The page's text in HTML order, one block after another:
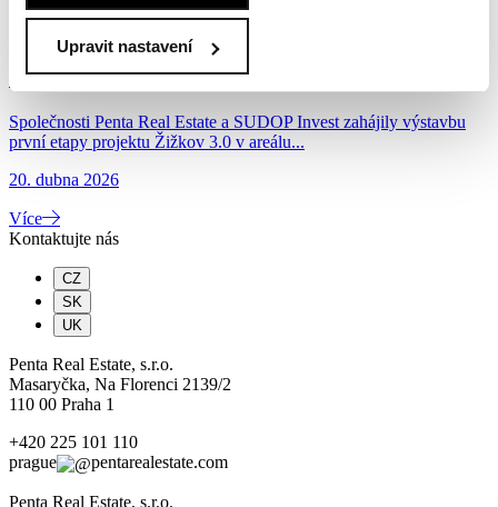
Upravit nastavení
Více
Penta a SUDOP zahájily výstavbu nové čtvrti
Žižkov 3.0
Společnosti Penta Real Estate a SUDOP Invest zahájily výstavbu
první etapy projektu Žižkov 3.0 v areálu...
20. dubna 2026
Více
Kontaktujte nás
CZ
SK
UK
Penta Real Estate, s.r.o.
Masaryčka, Na Florenci 2139/2
110 00 Praha 1
+420 225 101 110
prague
pentarealestate.com
Penta Real Estate, s.r.o.